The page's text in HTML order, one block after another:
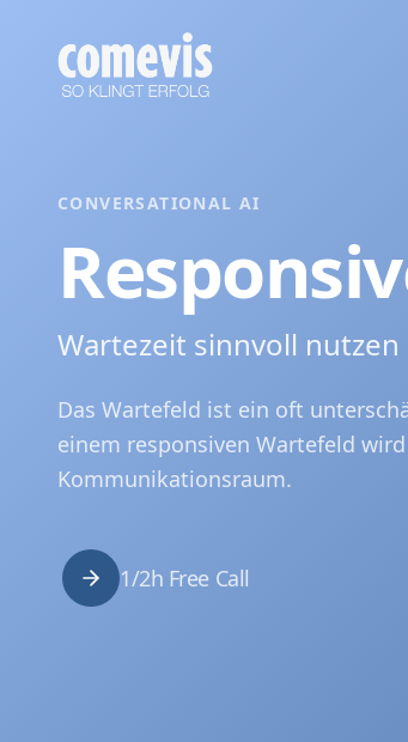
Responsives Wartefeld verwandelt
Responsive Hold Experience: Wait Time as
Responsive hold experience by comevis:
CONVERSATIONAL AI
Wartezeit sinnvoll
Das Wartefeld ist ein oft
einem responsiven Wartefeld
Kommunikationsraum.
1/2h Free Call